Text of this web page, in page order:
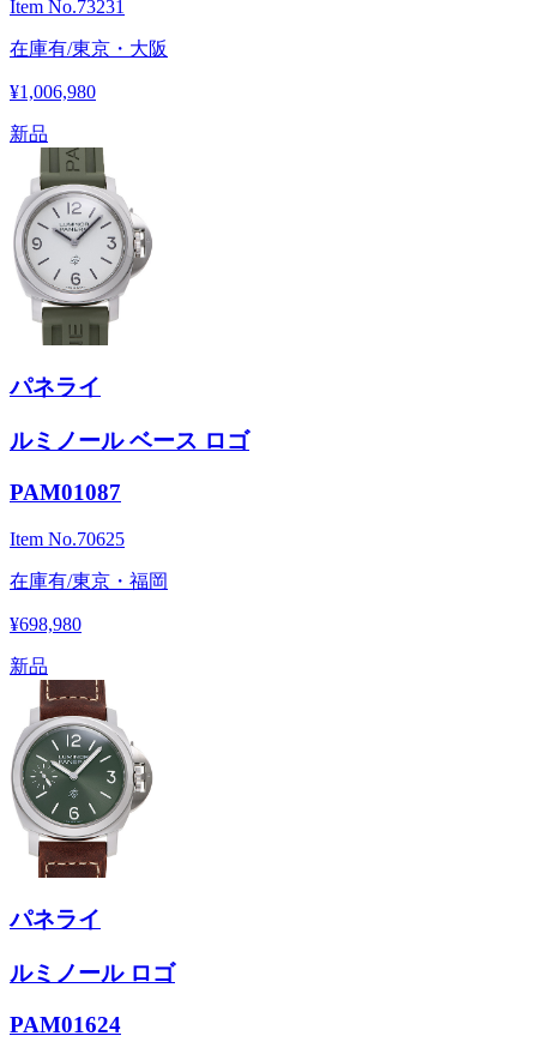
Item No.73231
在庫有/東京・大阪
¥1,006,980
新品
パネライ
ルミノール ベース ロゴ
PAM01087
Item No.70625
在庫有/東京・福岡
¥698,980
新品
パネライ
ルミノール ロゴ
PAM01624